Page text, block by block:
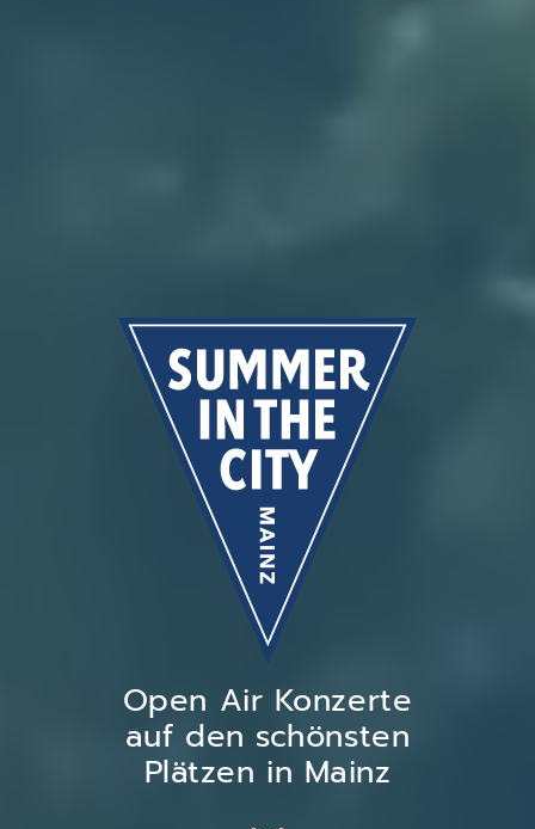
Open Air Konzerte
auf den schönsten
Plätzen in Mainz